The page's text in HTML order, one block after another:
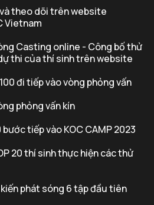
theo dõi trên website
Vietnam
Casting online - Công bố thử
thi của thí sinh trên website
đi tiếp vào vòng phỏng vấn
phỏng vấn kín
tiếp vào KOC CAMP 2023
20 thí sinh thực hiện các thử
phát sóng 6 tập đầu tiên